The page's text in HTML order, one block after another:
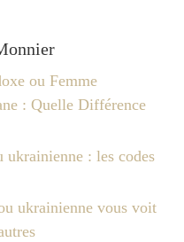
ou Femme
: Quelle Différence
ukrainienne : les codes
ukrainienne vous voit